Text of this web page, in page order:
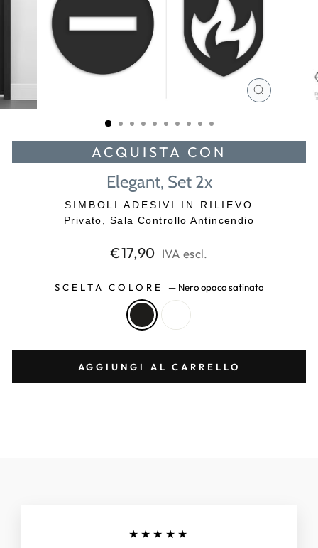
ACQUISTA CON
Elegant, Set 2x
SIMBOLI ADESIVI IN RILIEVO
Privato, Sala Controllo Antincendio
Prezzo
listino
€17,90 IVA escl.
SCELTA COLORE— Nero opaco satinato
AGGIUNGI AL CARRELLO
CHIUDI
★★★★★